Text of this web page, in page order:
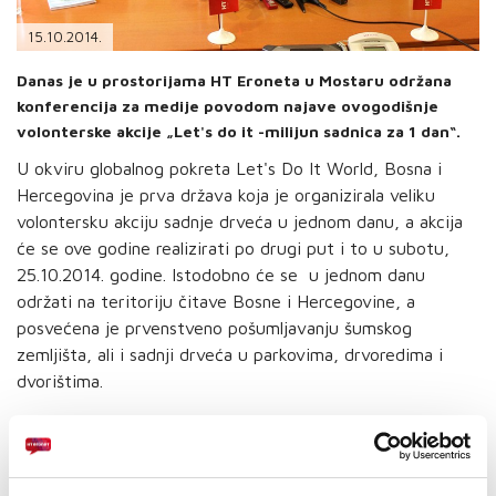
PODRŠKA
TELEFONSKI IMENIK
15.10.2014.
Danas je u prostorijama HT Eroneta u Mostaru održana
konferencija za medije povodom najave ovogodišnje
volonterske akcije „Let's do it -milijun sadnica za 1 dan“.
U okviru globalnog pokreta Let's Do It World, Bosna i
Hercegovina je prva država koja je organizirala veliku
volontersku akciju sadnje drveća u jednom danu, a akcija
će se ove godine realizirati po drugi put i to u subotu,
25.10.2014. godine. Istodobno će se u jednom danu
održati na teritoriju čitave Bosne i Hercegovine, a
posvećena je prvenstveno pošumljavanju šumskog
zemljišta, ali i sadnji drveća u parkovima, drvoredima i
dvorištima.
Ovogodišnji fokus volonterske akcije je usmjeren k sanaciji
katastrofalnih klizišta koja su uslijed poplava pogodila